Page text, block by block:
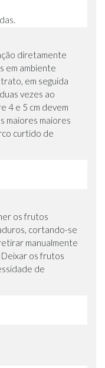
diretamente
em ambiente
em seguida
vezes ao
4 e 5 cm devem
maiores maiores
curtido de
os frutos
cortando-se
manualmente
os frutos
de